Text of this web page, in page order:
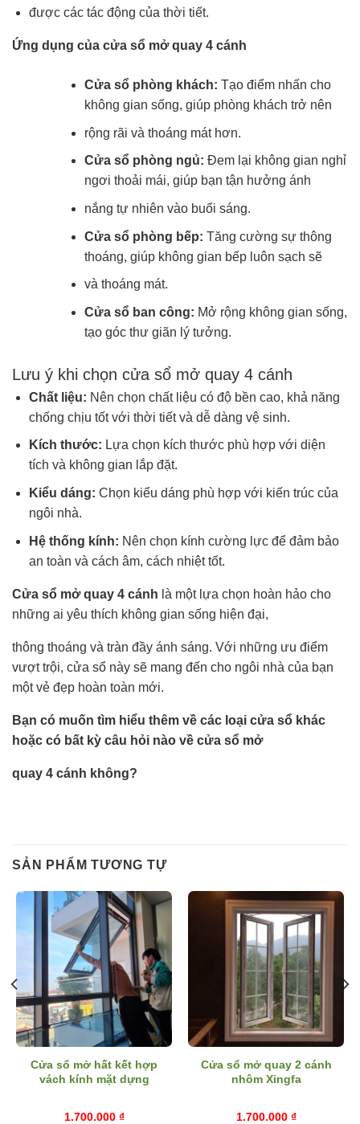
được các tác động của thời tiết.
Ứng dụng của cửa sổ mở quay 4 cánh
Cửa sổ phòng khách: Tạo điểm nhấn cho
không gian sống, giúp phòng khách trở nên
rộng rãi và thoáng mát hơn.
Cửa sổ phòng ngủ: Đem lại không gian nghỉ
ngơi thoải mái, giúp bạn tận hưởng ánh
nắng tự nhiên vào buổi sáng.
Cửa sổ phòng bếp: Tăng cường sự thông
thoáng, giúp không gian bếp luôn sạch sẽ
và thoáng mát.
Cửa sổ ban công: Mở rộng không gian sống,
tạo góc thư giãn lý tưởng.
Lưu ý khi chọn cửa sổ mở quay 4 cánh
Chất liệu: Nên chọn chất liệu có độ bền cao, khả năng
chống chịu tốt với thời tiết và dễ dàng vệ sinh.
Kích thước: Lựa chọn kích thước phù hợp với diện
tích và không gian lắp đặt.
Kiểu dáng: Chọn kiểu dáng phù hợp với kiến trúc của
ngôi nhà.
Hệ thống kính: Nên chọn kính cường lực để đảm bảo
an toàn và cách âm, cách nhiệt tốt.
Cửa sổ mở quay 4 cánh là một lựa chọn hoàn hảo cho
những ai yêu thích không gian sống hiện đại,
thông thoáng và tràn đầy ánh sáng. Với những ưu điểm
vượt trội, cửa sổ này sẽ mang đến cho ngôi nhà của bạn
một vẻ đẹp hoàn toàn mới.
Bạn có muốn tìm hiểu thêm về các loại cửa sổ khác
hoặc có bất kỳ câu hỏi nào về cửa sổ mở
quay 4 cánh không?
SẢN PHẨM TƯƠNG TỰ
Cửa sổ mở hất kết hợp
vách kính mặt dựng
1.700.000 ₫
Cửa sổ mở quay 2 cánh
nhôm Xingfa
1.700.000 ₫